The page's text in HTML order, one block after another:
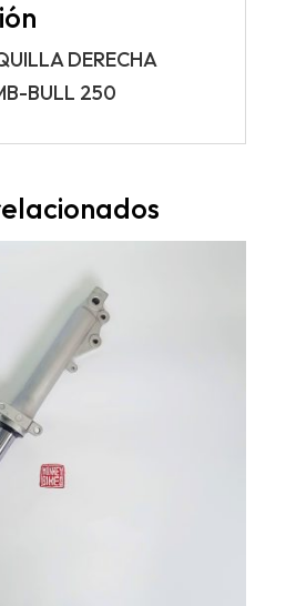
DERECHA
BULL 250